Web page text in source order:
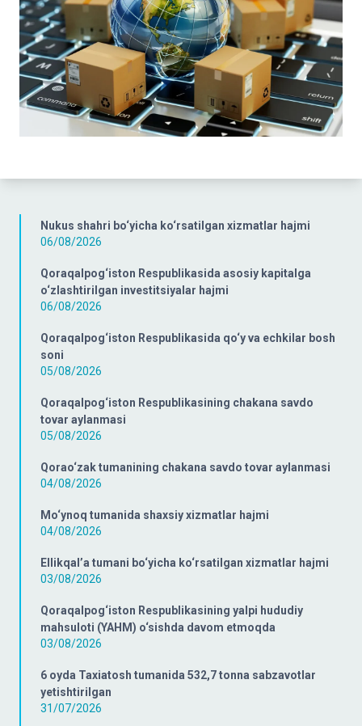
Nukus shahri bo‘yicha ko‘rsatilgan xizmatlar hajmi
06/08/2026
Qoraqalpog‘iston Respublikasida asosiy kapitalga
o‘zlashtirilgan investitsiyalar hajmi
06/08/2026
Qoraqalpog‘iston Respublikasida qo‘y va echkilar bosh
soni
05/08/2026
Qoraqalpog‘iston Respublikasining chakana savdo
tovar aylanmasi
05/08/2026
Qorao‘zak tumanining chakana savdo tovar aylanmasi
04/08/2026
Mo‘ynoq tumanida shaxsiy xizmatlar hajmi
04/08/2026
Ellikqal’a tumani bo‘yicha ko‘rsatilgan xizmatlar hajmi
03/08/2026
Qoraqalpog‘iston Respublikasining yalpi hududiy
mahsuloti (YAHM) o‘sishda davom etmoqda
03/08/2026
6 oyda Taxiatosh tumanida 532,7 tonna sabzavotlar
yetishtirilgan
31/07/2026